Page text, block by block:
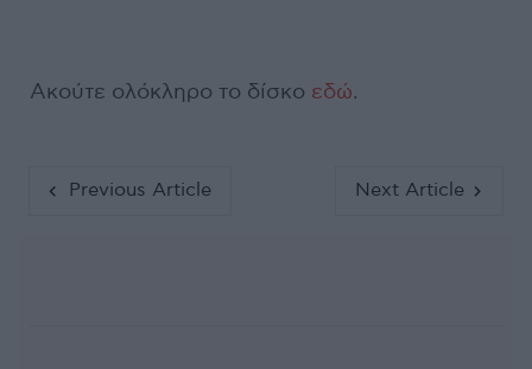
Ακούτε ολόκληρο το δίσκο εδώ.
Previous Article Next Article